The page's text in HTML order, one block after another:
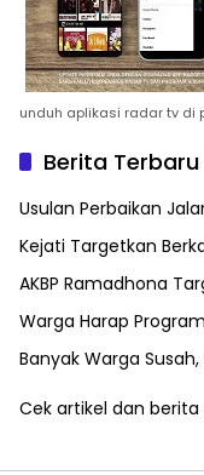
unduh aplikasi radar tv di
Berita Terbaru
Usulan Perbaikan
Kejati Targetkan
AKBP Ramadhona
Warga Harap
Banyak Warga
Cek artikel dan